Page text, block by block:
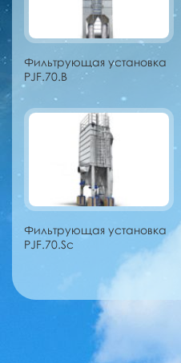
Фильтрующая установка
PJF.70.B
Фильтрующая установка
PJF.70.Sc